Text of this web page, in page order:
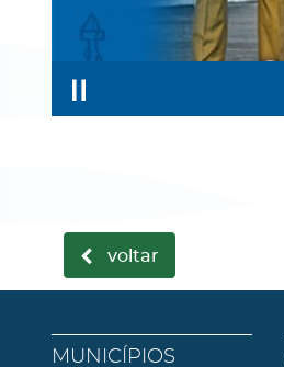
voltar
MUNICÍPIOS